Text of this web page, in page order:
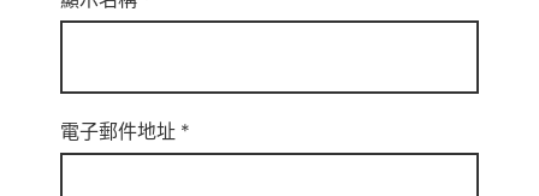
電子郵件地址 *